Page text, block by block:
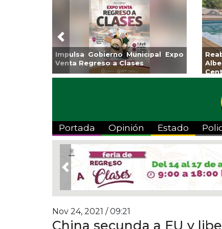
el Programa de
agosto
Guarniciones y banquetas para
colonia El Mango en Pánuco
Previous
Portada Opinión Estado
Previous
Nov 24, 2021 / 09:21
China secunda a EU y